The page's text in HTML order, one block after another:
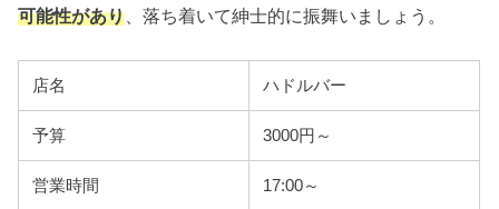
可能性があり 、落ち着いて紳士的に振舞いましょう。
店名 ハドルバー
予算 3000円～
営業時間 17:00～